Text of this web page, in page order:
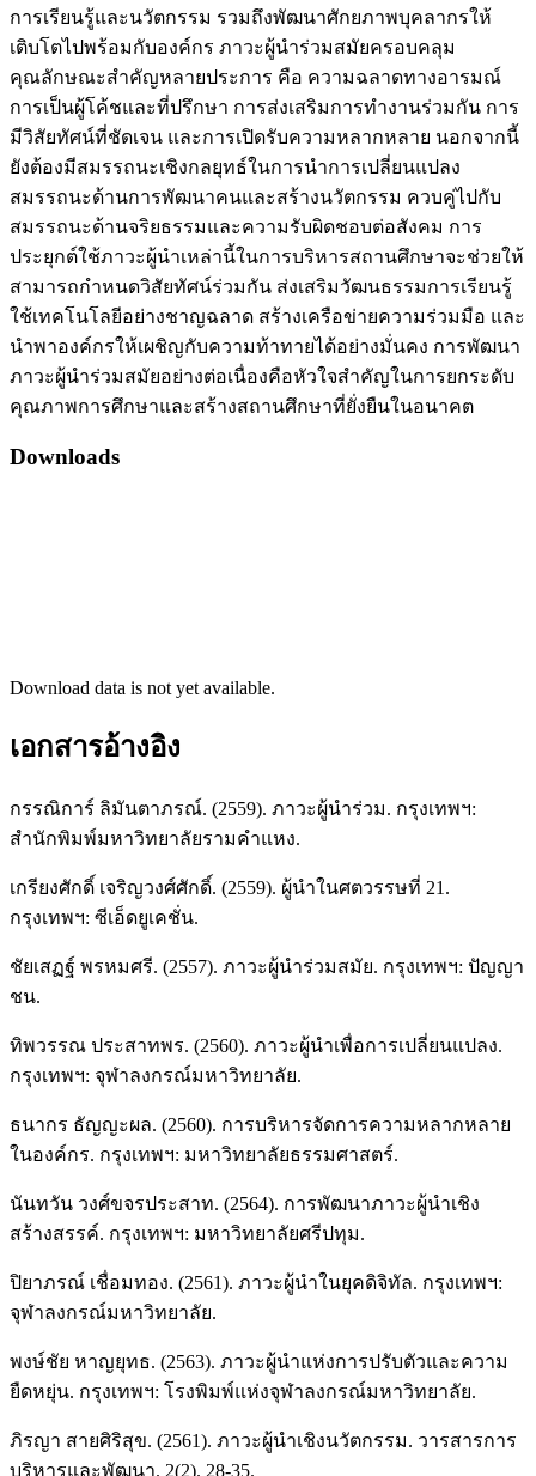
การเรียนรู้และนวัตกรรม รวมถึงพัฒนาศักยภาพบุคลากรให้
เติบโตไปพร้อมกับองค์กร ภาวะผู้นำร่วมสมัยครอบคลุม
คุณลักษณะสำคัญหลายประการ คือ ความฉลาดทางอารมณ์
การเป็นผู้โค้ชและที่ปรึกษา การส่งเสริมการทำงานร่วมกัน การ
มีวิสัยทัศน์ที่ชัดเจน และการเปิดรับความหลากหลาย นอกจากนี้
ยังต้องมีสมรรถนะเชิงกลยุทธ์ในการนำการเปลี่ยนแปลง
สมรรถนะด้านการพัฒนาคนและสร้างนวัตกรรม ควบคู่ไปกับ
สมรรถนะด้านจริยธรรมและความรับผิดชอบต่อสังคม การ
ประยุกต์ใช้ภาวะผู้นำเหล่านี้ในการบริหารสถานศึกษาจะช่วยให้
สามารถกำหนดวิสัยทัศน์ร่วมกัน ส่งเสริมวัฒนธรรมการเรียนรู้
ใช้เทคโนโลยีอย่างชาญฉลาด สร้างเครือข่ายความร่วมมือ และ
นำพาองค์กรให้เผชิญกับความท้าทายได้อย่างมั่นคง การพัฒนา
ภาวะผู้นำร่วมสมัยอย่างต่อเนื่องคือหัวใจสำคัญในการยกระดับ
คุณภาพการศึกษาและสร้างสถานศึกษาที่ยั่งยืนในอนาคต
Downloads
Download data is not yet available.
เอกสารอ้างอิง
กรรณิการ์ ลิมันตาภรณ์. (2559). ภาวะผู้นำร่วม. กรุงเทพฯ:
สำนักพิมพ์มหาวิทยาลัยรามคำแหง.
เกรียงศักดิ์ เจริญวงศ์ศักดิ์. (2559). ผู้นำในศตวรรษที่ 21.
กรุงเทพฯ: ซีเอ็ดยูเคชั่น.
ชัยเสฏฐ์ พรหมศรี. (2557). ภาวะผู้นำร่วมสมัย. กรุงเทพฯ: ปัญญา
ชน.
ทิพวรรณ ประสาทพร. (2560). ภาวะผู้นำเพื่อการเปลี่ยนแปลง.
กรุงเทพฯ: จุฬาลงกรณ์มหาวิทยาลัย.
ธนากร ธัญญะผล. (2560). การบริหารจัดการความหลากหลาย
ในองค์กร. กรุงเทพฯ: มหาวิทยาลัยธรรมศาสตร์.
นันทวัน วงศ์ขจรประสาท. (2564). การพัฒนาภาวะผู้นำเชิง
สร้างสรรค์. กรุงเทพฯ: มหาวิทยาลัยศรีปทุม.
ปิยาภรณ์ เชื่อมทอง. (2561). ภาวะผู้นำในยุคดิจิทัล. กรุงเทพฯ:
จุฬาลงกรณ์มหาวิทยาลัย.
พงษ์ชัย หาญยุทธ. (2563). ภาวะผู้นำแห่งการปรับตัวและความ
ยืดหยุ่น. กรุงเทพฯ: โรงพิมพ์แห่งจุฬาลงกรณ์มหาวิทยาลัย.
ภิรญา สายศิริสุข. (2561). ภาวะผู้นำเชิงนวัตกรรม. วารสารการ
บริหารและพัฒนา. 2(2). 28-35.